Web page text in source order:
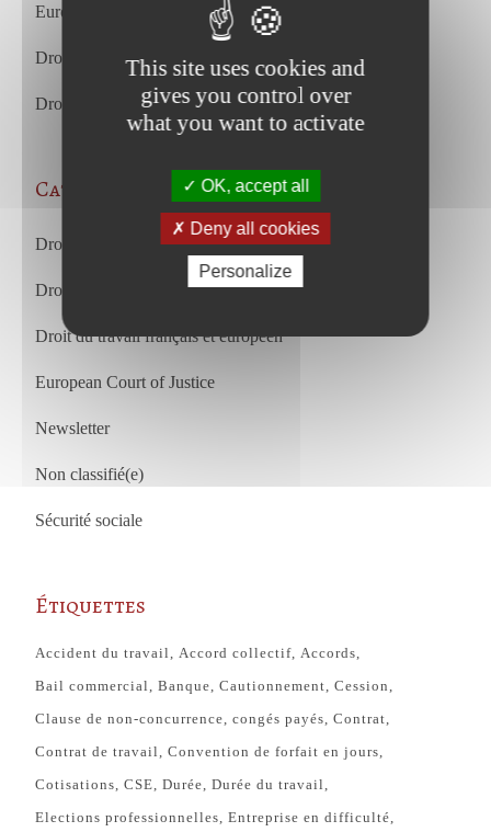
European Court of Justice – july 2026
Droit du travail – juin 2026
Droit commercial et des affaires – juin 2026
Categories
Droit des affaires et droit commercial
Droit du travail
Droit du travail français et européen
European Court of Justice
Newsletter
Non classifié(e)
Sécurité sociale
Étiquettes
Accident du travail Accord collectif Accords
Bail commercial Banque Cautionnement Cession
Clause de non-concurrence congés payés Contrat
Contrat de travail Convention de forfait en jours
Cotisations CSE Durée Durée du travail
Elections professionnelles Entreprise en difficulté
This site uses cookies and
gives you control over
what you want to activate
OK, accept all
Deny all cookies
Personalize